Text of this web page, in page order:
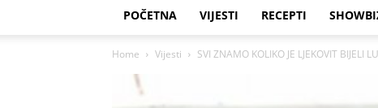
POČETNA VIJESTI RECEPTI
Home Vijesti SVI ZNAMO KOLIKO JE LJEKOVIT BIJELI